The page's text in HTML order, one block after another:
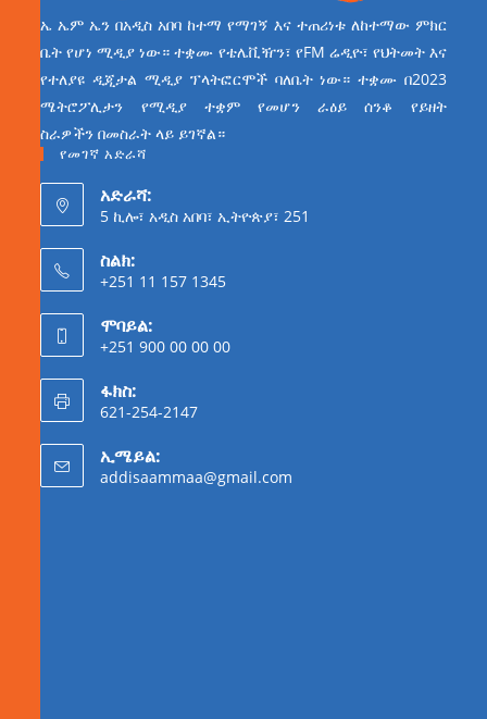
ኤ ኤም ኤን በአዲስ አበባ ከተማ የማገኝ እና ተጠሪነቱ ለከተማው ምክር
ቤት የሆነ ሚዲያ ነው። ተቋሙ የቴሌቪዥን፣ የFM ሬዲዮ፣ የህትመት እና
የተለያዩ ዲጂታል ሚዲያ ፕላትፎርሞች ባለቤት ነው። ተቋሙ በ2023
ሜትሮፖሊታን የሚዲያ ተቋም የመሆን ራዕይ ሰንቆ የይዘት
ስራዎችን በመስራት ላይ ይገኛል።
የመገኛ አድራሻ
አድራሻ:
5 ኪሎ፣ አዲስ አበባ፣ ኢትዮጵያ፣ 251
ስልክ:
+251 11 157 1345
ሞባይል:
+251 900 00 00 00
ፋክስ:
621-254-2147
ኢሜይል:
addisaammaa@gmail.com